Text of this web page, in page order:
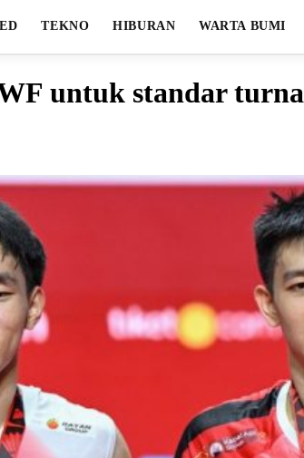
TEKNO HIBURAN WARTA BUMI
untuk standar